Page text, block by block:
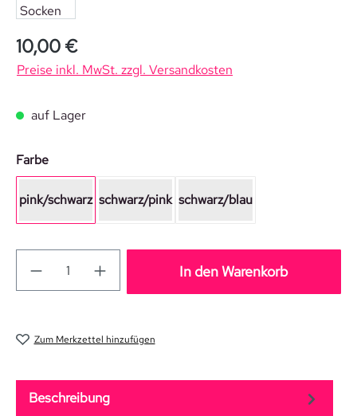
Regulärer Preis:
10,00 €
Preise inkl. MwSt. zzgl. Versandkosten
auf Lager
Farbeauswählen
pink/schwarz schwarz/pink schwarz/blau
In den Warenkorb
Zum Merkzettel hinzufügen
Beschreibung